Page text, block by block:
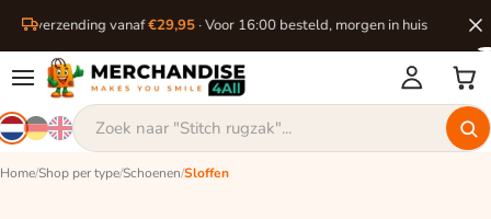
verzending vanaf€29,95· Voor 16:00 besteld, morgen in huis
Home/Shop per type/Schoenen/Sloffen